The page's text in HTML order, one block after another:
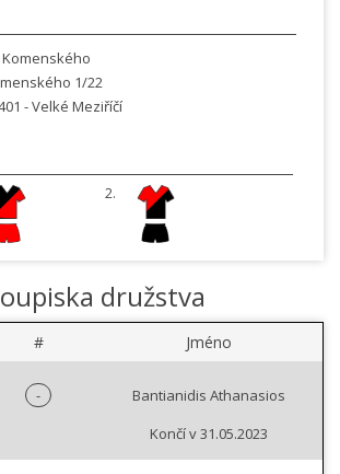
Komenského
1/22
-Velké Meziříčí
2.
družstva
# Jméno
-
Bantianidis Athanasios
Končí v 31.05.2023